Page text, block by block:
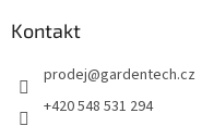
Kontakt
prodej@gardentech.cz
+420 548 531 294